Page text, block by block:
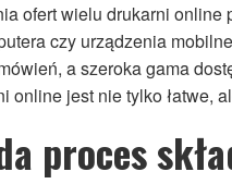
ofert wielu drukarni
czy urządzenia
a szeroka gama
online jest nie tylko łatwe,
proces